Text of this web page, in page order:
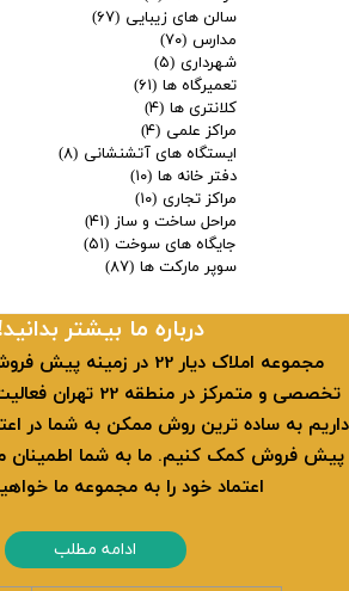
سالن های زیبایی (۶۷)
مدارس (۷۰)
شهرداری (۵)
تعمیرگاه ها (۶۱)
کلانتری ها (۴)
مراکز علمی (۴)
ایستگاه های آتشنشانی (۸)
دفتر خانه ها (۱۰)
مراکز تجاری (۱۰)
مراحل ساخت و ساز (۴۱)
جایگاه های سوخت (۵۱)
سوپر مارکت ها (۸۷)
​​درباره ما بیشتر
مجموعه املاک دیار 22 در
تخصصی و متمرکز در
داریم به ساده ترین روش ممکن به شما در
پیش فروش کمک کنیم. ما به شما
اعتماد خود را به مجموعه ما
ادامه مطلب